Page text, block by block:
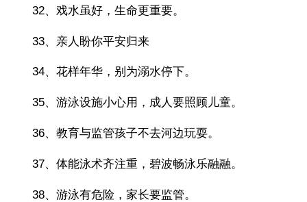
32、戏水虽好，生命更重要。
33、亲人盼你平安归来
34、花样年华，别为溺水停下。
35、游泳设施小心用，成人要照顾儿童。
36、教育与监管孩子不去河边玩耍。
37、体能泳术齐注重，碧波畅泳乐融融。
38、游泳有危险，家长要监管。